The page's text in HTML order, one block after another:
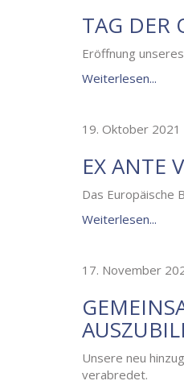
TAG DER
Eröffnung
Weiterlesen...
19. Oktober 2021
EX ANTE
Das Europäische
Weiterlesen...
17. November
Unsere neu
verabredet.